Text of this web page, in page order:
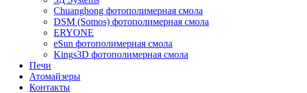
Chuanghong фотополимерная смола
DSM (Somos) фотополимерная смола
ERYONE
eSun фотополимерная смола
Kings3D фотополимерная смола
Печи
Атомайзеры
Контакты